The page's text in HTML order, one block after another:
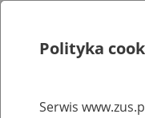
Polityka
Serwis